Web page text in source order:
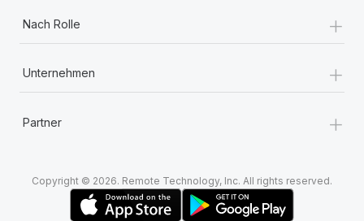
Nach Rolle +
Unternehmen +
Partner +
Copyright © 2026. Remote Technology, Inc. All rights reserved.